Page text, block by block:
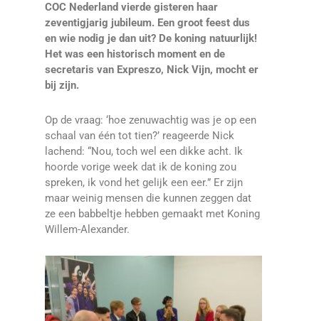
COC Nederland vierde gisteren haar
zeventigjarig jubileum. Een groot feest dus
en wie nodig je dan uit? De koning natuurlijk!
Het was een historisch moment en de
secretaris van Expreszo, Nick Vijn, mocht er
bij zijn.
Op de vraag: ‘hoe zenuwachtig was je op een
schaal van één tot tien?’ reageerde Nick
lachend: “Nou, toch wel een dikke acht. Ik
hoorde vorige week dat ik de koning zou
spreken, ik vond het gelijk een eer.” Er zijn
maar weinig mensen die kunnen zeggen dat
ze een babbeltje hebben gemaakt met Koning
Willem-Alexander.